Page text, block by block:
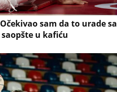
sam da to urade sa
u kafiću